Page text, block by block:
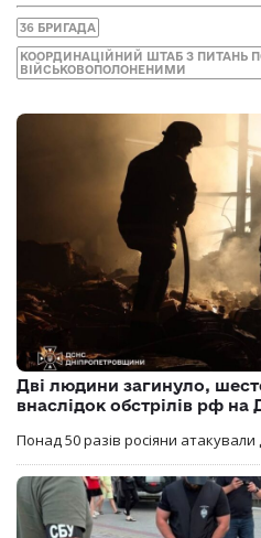
36 БРИГАДА
КООРДИНАЦІЙНИЙ ШТАБ З ПИТАНЬ
ВІЙСЬКОВОПОЛОНЕНИМИ
Дві людини загинуло,
внаслідок обстрілів рф на
Понад 50 разів росіяни